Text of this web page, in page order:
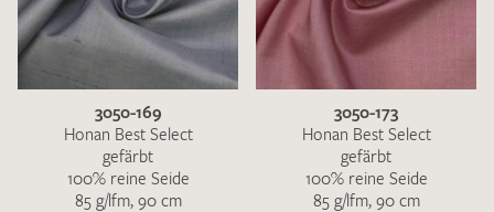
3050-169
Honan Best Select
gefärbt
100% reine Seide
85 g/lfm, 90 cm
3050-173
Honan Best Select
gefärbt
100% reine Seide
85 g/lfm, 90 cm